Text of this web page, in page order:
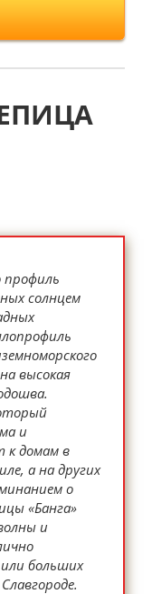
профиль
солнцем
высокая
и
к домам в
а на других
о
«Банга»
и
больших